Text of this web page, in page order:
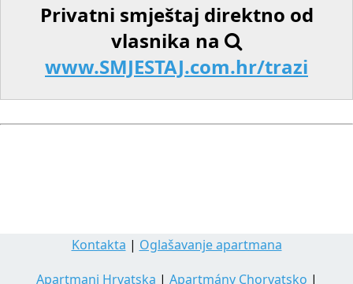
Privatni smještaj direktno od
vlasnika na
www.SMJESTAJ.com.hr/trazi
Kontakta | Oglašavanje apartmana
Apartmani Hrvatska | Apartmány Chorvatsko |